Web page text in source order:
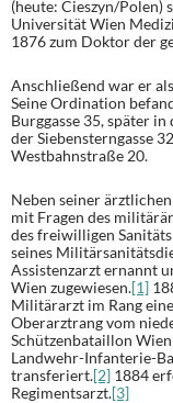
(heute: Cieszyn/Polen)
Universität Wien
1876 zum Doktor der
Anschließend war er
Seine Ordination
Burggasse 35, später
der Siebensterngasse
Westbahnstraße 20.
Neben seiner
mit Fragen des
des freiwilligen
seines
Assistenzarzt ernannt
Wien zugewiesen.[1]
Militärarzt im Rang
Oberarztrang vom
Schützenbataillon
Landwehr-Infanterie-
transferiert.[2] 1884
Regimentsarzt.[3]